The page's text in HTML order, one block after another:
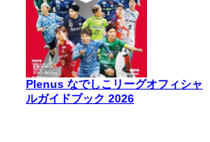
Plenus なでしこリーグオフィシャ
ルガイドブック 2026